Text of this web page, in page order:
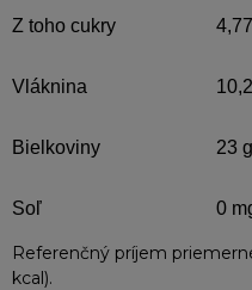
Z toho cukry
Vláknina
Bielkoviny 23 g
Soľ 0
Referenčný príjem
kcal).